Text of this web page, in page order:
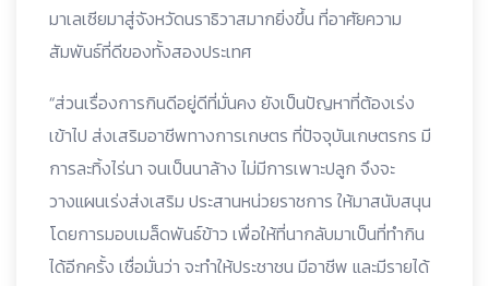
มาเลเซียมาสู่จังหวัดนราธิวาสมากยิ่งขึ้น ที่อาศัยความ
สัมพันธ์ที่ดีของทั้งสองประเทศ
“ส่วนเรื่องการกินดีอยู่ดีที่มั่นคง ยังเป็นปัญหาที่ต้องเร่ง
เข้าไป ส่งเสริมอาชีพทางการเกษตร ที่ปัจจุบันเกษตรกร มี
การละทิ้งไร่นา จนเป็นนาล้าง ไม่มีการเพาะปลูก จึงจะ
วางแผนเร่งส่งเสริม ประสานหน่วยราชการ ให้มาสนับสนุน
โดยการมอบเมล็ดพันธ์ข้าว เพื่อให้ที่นากลับมาเป็นที่ทำกิน
ได้อีกครั้ง เชื่อมั่นว่า จะทำให้ประชาชน มีอาชีพ และมีรายได้